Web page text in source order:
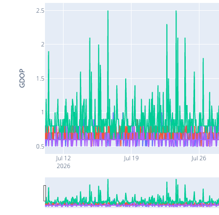
Jul 12
2026
Jul 19 Jul 26
0.5
1
1.5
2
2.5
GDOP